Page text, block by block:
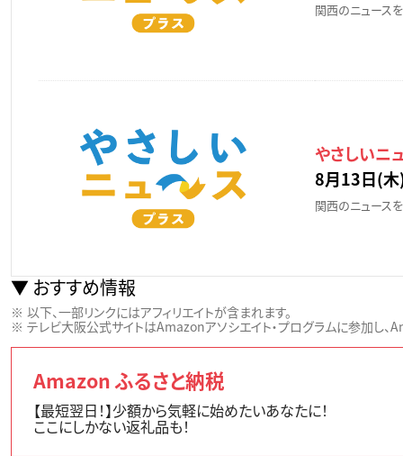
関西のニュースを
やさしいニ
8月13日(
関西のニュースを
おすすめ情報
以下、一部リンクにはアフィリエイトが含まれます。
テレビ大阪公式サイトはAmazonアソシエイト・プログラムに参加し、
Amazon ふるさと納税
【最短翌日！】少額から気軽に始めたいあなたに！
ここにしかない返礼品も！